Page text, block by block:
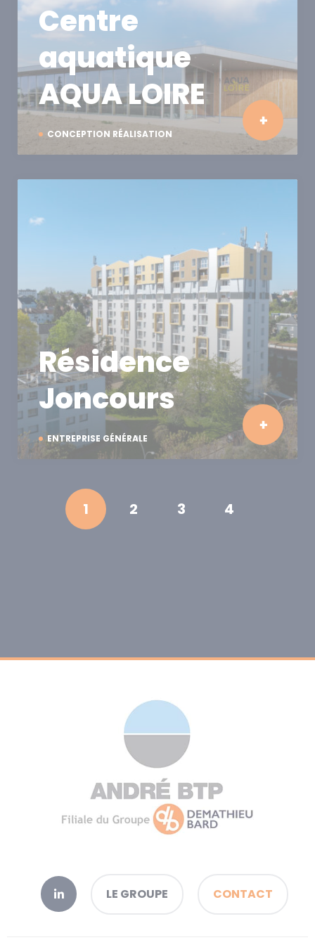
CONCEPTION RÉALISATION
Centre
aquatique
AQUA LOIRE
ENTREPRISE GÉNÉRALE
Résidence
Joncours
1 2 3 4
LE GROUPE CONTACT